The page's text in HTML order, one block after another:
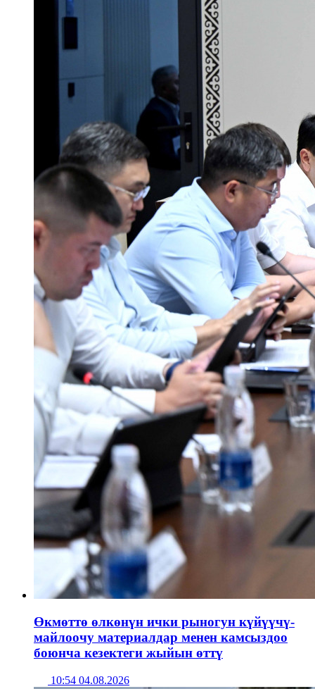
Өкмөттө өлкөнүн ички рыногун күйүүчү-
майлоочу материалдар менен камсыздоо
боюнча кезектеги жыйын өттү
10:54 04.08.2026